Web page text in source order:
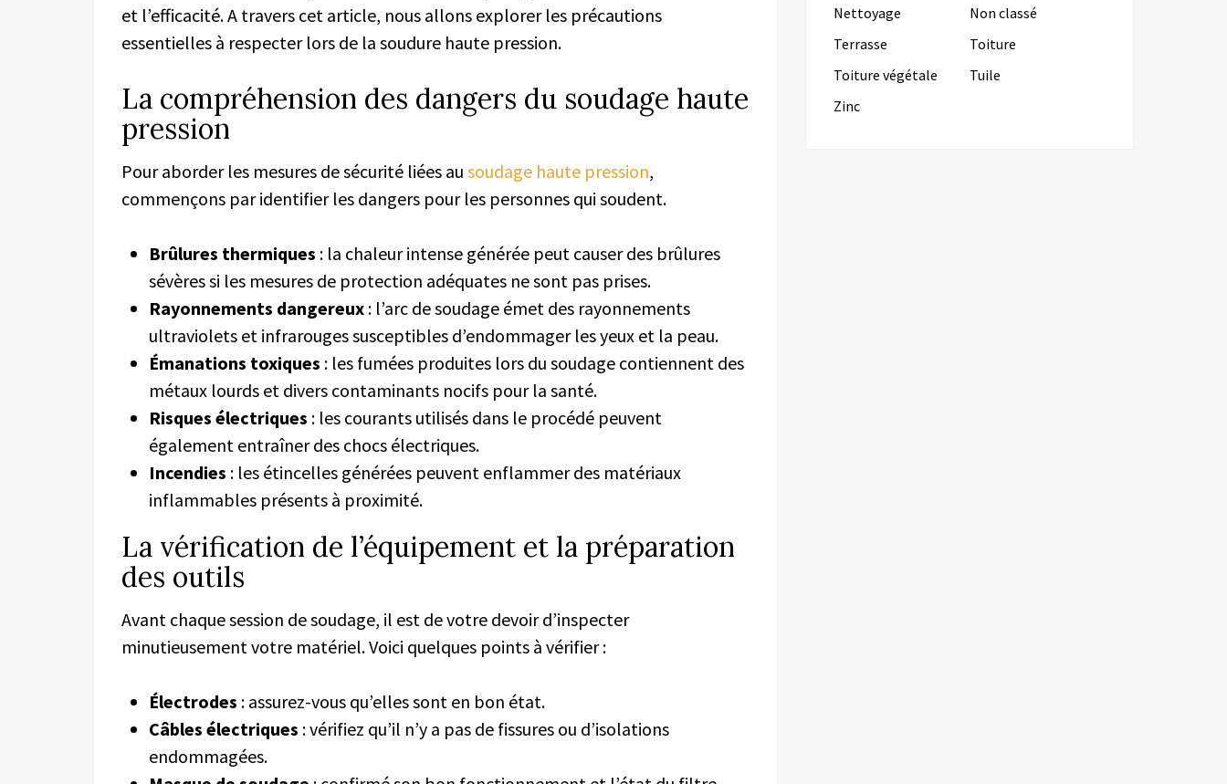
et l’efficacité. A travers cet article, nous allons explorer les précautions
essentielles à respecter lors de la soudure haute pression.
La compréhension des dangers du soudage haute
pression
Pour aborder les mesures de sécurité liées au soudage haute pression,
commençons par identifier les dangers pour les personnes qui soudent.
Brûlures thermiques : la chaleur intense générée peut causer des brûlures
sévères si les mesures de protection adéquates ne sont pas prises.
Rayonnements dangereux : l’arc de soudage émet des rayonnements
ultraviolets et infrarouges susceptibles d’endommager les yeux et la peau.
Émanations toxiques : les fumées produites lors du soudage contiennent des
métaux lourds et divers contaminants nocifs pour la santé.
Risques électriques : les courants utilisés dans le procédé peuvent
également entraîner des chocs électriques.
Incendies : les étincelles générées peuvent enflammer des matériaux
inflammables présents à proximité.
La vérification de l’équipement et la préparation
des outils
Avant chaque session de soudage, il est de votre devoir d’inspecter
minutieusement votre matériel. Voici quelques points à vérifier :
Électrodes : assurez-vous qu’elles sont en bon état.
Câbles électriques : vérifiez qu’il n’y a pas de fissures ou d’isolations
endommagées.
Nettoyage
Non classé
Terrasse
Toiture
Toiture végétale
Tuile
Zinc